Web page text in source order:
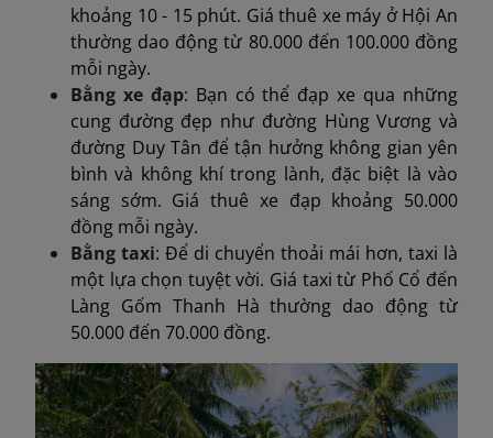
khoảng 10 - 15 phút. Giá thuê xe máy ở Hội An
thường dao động từ 80.000 đến 100.000 đồng
mỗi ngày.
Bằng xe đạp: Bạn có thể đạp xe qua những
cung đường đẹp như đường Hùng Vương và
đường Duy Tân để tận hưởng không gian yên
bình và không khí trong lành, đặc biệt là vào
sáng sớm. Giá thuê xe đạp khoảng 50.000
đồng mỗi ngày.
Bằng taxi: Để di chuyển thoải mái hơn, taxi là
một lựa chọn tuyệt vời. Giá taxi từ Phố Cổ đến
Làng Gốm Thanh Hà thường dao động từ
50.000 đến 70.000 đồng.